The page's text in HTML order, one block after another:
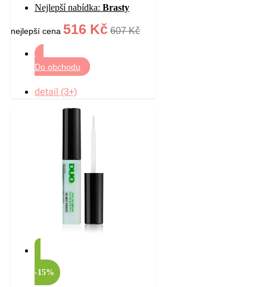
ochranou odstín 17W
French Vanilla 18 g
Nejlepší nabídka: Brasty
nejlepší cena 516 Kč 607 Kč
Do obchodu
detail (3+)
-15%